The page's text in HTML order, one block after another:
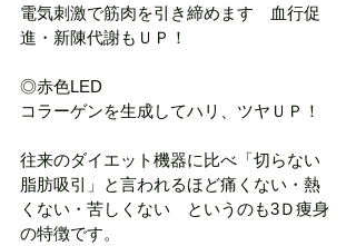
電気刺激で筋肉を引き締めます　血行促
進・新陳代謝もＵＰ！
◎赤色LED
コラーゲンを生成してハリ、ツヤＵＰ！
往来のダイエット機器に比べ「切らない
脂肪吸引」と言われるほど痛くない・熱
くない・苦しくない　というのも3Ｄ痩身
の特徴です。